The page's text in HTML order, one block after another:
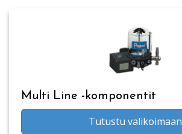
Multi Line -komponentit
Tutustu valikoimaan